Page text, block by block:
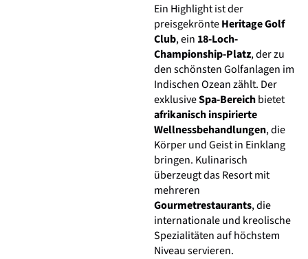
Ein Highlight ist der
preisgekrönteHeritage Golf
Club, ein 18-Loch-
Championship-Platz, der zu
den schönsten Golfanlagen im
Indischen Ozean zählt. Der
exklusiveSpa-Bereichbietet
afrikanisch inspirierte
Wellnessbehandlungen, die
Körper und Geist in Einklang
bringen. Kulinarisch
überzeugt das Resort mit
mehreren
Gourmetrestaurants, die
internationale und kreolische
Spezialitäten auf höchstem
Niveau servieren.